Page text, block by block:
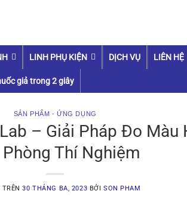
LINH PHỤ KIỆN DỊCH VỤ LIÊN HỆ
giả trong 2 giây
SẢN PHẨM - ỨNG DỤNG
– Giải Pháp Đo Màu
Phòng Thí Nghiệm
TRÊN30 THÁNG BA, 2023 BỞI SON PHAM